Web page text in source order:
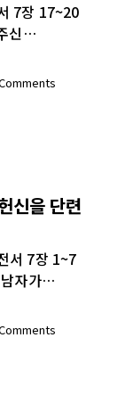
7장 17~20
신…
신을 단련
서 7장 1~7
남자가…